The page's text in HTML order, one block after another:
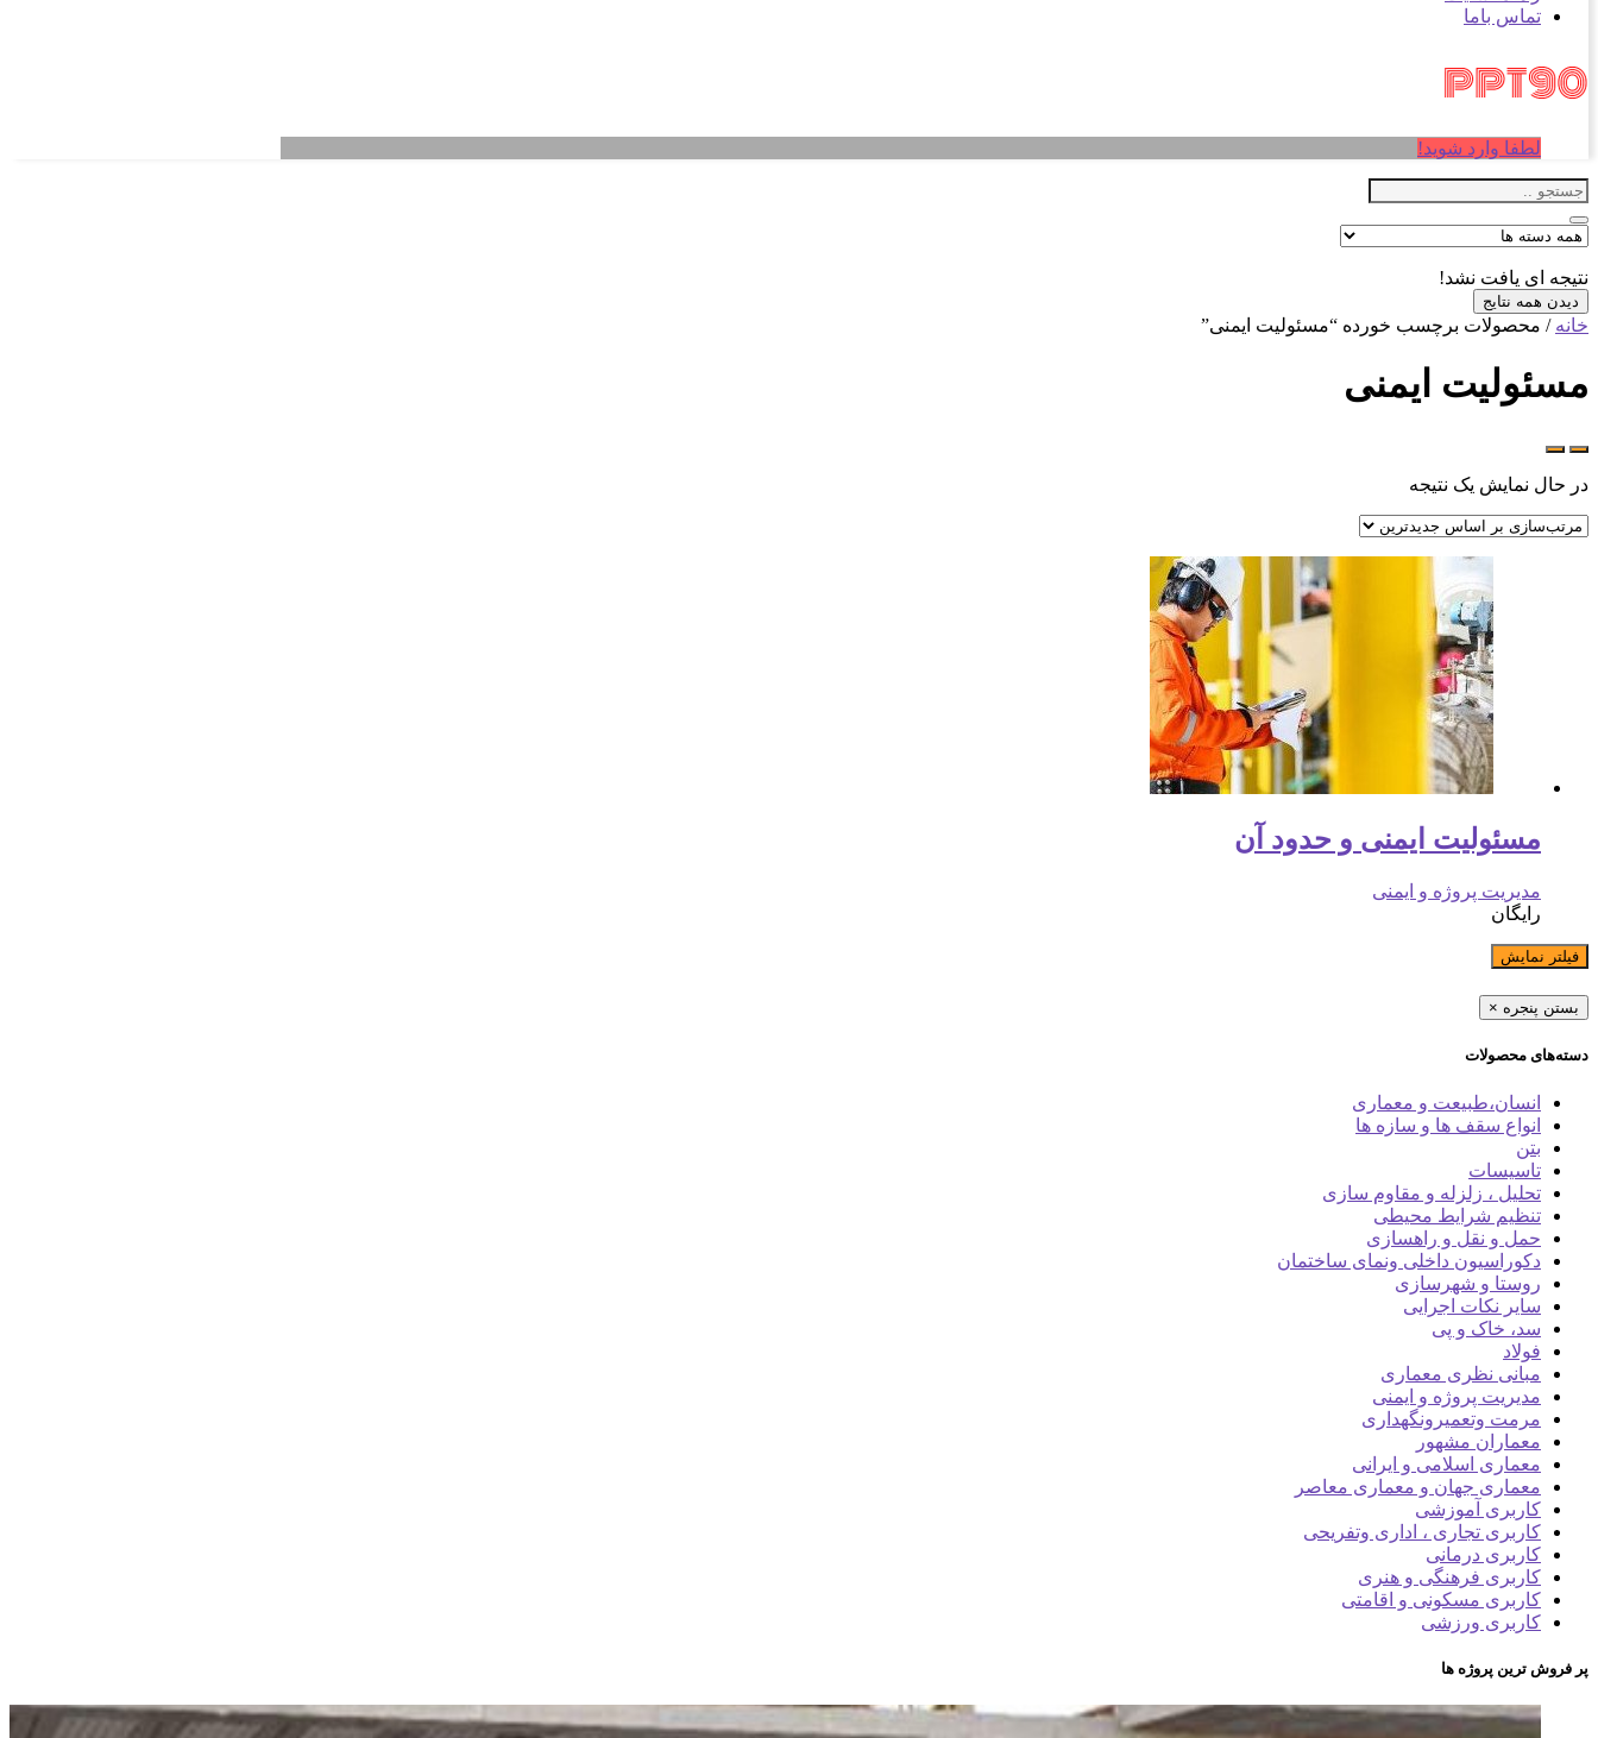
تماس باما
لطفا وارد شوید!
نتیجه ای یافت نشد!
دیدن همه نتایج
خانه / محصولات برچسب خورده “مسئولیت ایمنی”
مسئولیت ایمنی
در حال نمایش یک نتیجه
مسئولیت ایمنی و حدود آن
مدیریت پروژه و ایمنی
رایگان
فیلتر نمایش
بستن پنجره ×
دسته‌های محصولات
انسان،طبیعت و معماری
انواع سقف ها و سازه ها
بتن
تاسیسات
تحلیل ، زلزله و مقاوم سازی
تنظیم شرایط محیطی
حمل و نقل و راهسازی
دکوراسیون داخلی ونمای ساختمان
روستا و شهرسازی
سایر نکات اجرایی
سد، خاک و پی
فولاد
مبانی نظری معماری
مدیریت پروژه و ایمنی
مرمت وتعمیرونگهداری
معماران مشهور
معماری اسلامی و ایرانی
معماری جهان و معماری معاصر
کاربری آموزشی
کاربری تجاری ، اداری وتفریحی
کاربری درمانی
کاربری فرهنگی و هنری
کاربری مسکونی و اقامتی
کاربری ورزشی
پر فروش ترین پروژه ها